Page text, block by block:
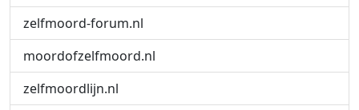
zelfmoord-forum.nl
moordofzelfmoord.nl
zelfmoordlijn.nl